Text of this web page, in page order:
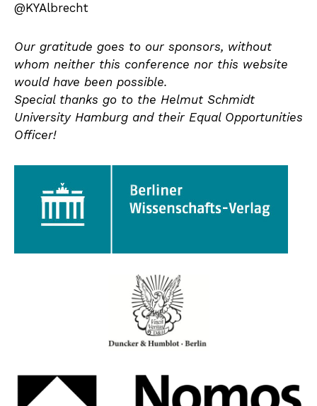
@KYAlbrecht
Our gratitude goes to our sponsors, without
whom neither this conference nor this website
would have been possible.
Special thanks go to the Helmut Schmidt
University Hamburg and their Equal Opportunities
Officer!